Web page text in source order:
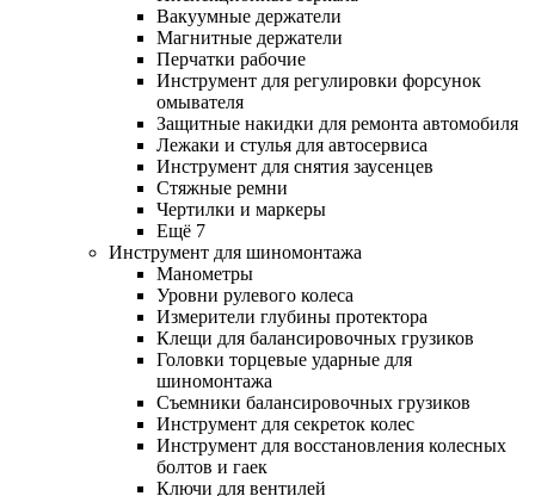
Вакуумные держатели
Магнитные держатели
Перчатки рабочие
Инструмент для регулировки форсунок
омывателя
Защитные накидки для ремонта автомобиля
Лежаки и стулья для автосервиса
Инструмент для снятия заусенцев
Стяжные ремни
Чертилки и маркеры
Ещё 7
Инструмент для шиномонтажа
Манометры
Уровни рулевого колеса
Измерители глубины протектора
Клещи для балансировочных грузиков
Головки торцевые ударные для
шиномонтажа
Съемники балансировочных грузиков
Инструмент для секреток колес
Инструмент для восстановления колесных
болтов и гаек
Ключи для вентилей